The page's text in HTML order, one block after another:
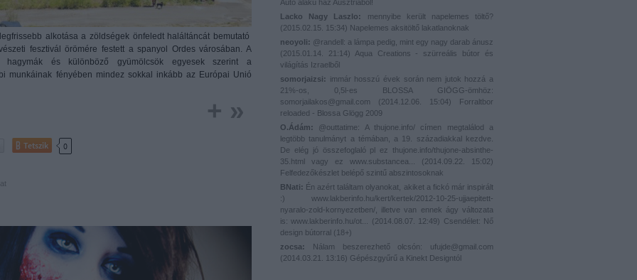
legfrissebb alkotása a zöldségek önfeledt haláltáncát bemutató
fesztivál örömére festett a spanyol Ordes városában. A
hagymák és különböző gyümölcsök egyesek szerint a
munkáinak fényében mindez sokkal inkább az Európai Unió
+ »
Tetszik 0
Autó alakú ház Ausztriából!
Lacko Nagy Laszlo:
mennyibe került napelemes töltő?
(2015.02.15. 15:34) Napelemes aksitöltő lakatlanoknak
neoyoli: @randell: a lámpa pedig, mint egy nagy darab ánusz
(2015.01.14. 21:14)
Aqua Creations - szürreális bútor és
világítás Izraelből
somorjaizsi:
immár hosszú évek során nem jutok hozzá a
21%-os, 0,5l-es BLOSSA GIÖGG-ömhöz:
somorjailakos@gmail.com (2014.12.06. 15:04)
Forraltbor
reloaded - Blossa Glögg 2009
O.Ádám:
@outtatime: A thujone.info/ címen megtalálod a
legtöbb tanulmányt a témában, a 19. századiakkal kezdve.
De elég jó összefoglaló pl ez thujone.info/thujone-absinthe-
35.html vagy ez www.substancea... (2014.09.22. 15:02)
Felfedezőkészlet belépő szintű abszintosoknak
BNati: Én azért találtam olyanokat, akiket a fickó már inspirált
:) www.lakberinfo.hu/kert/kertek/2012-10-25-ujjaepitett-
nyaralo-zold-kornyezetben/, illetve van ennek ágy változata
is: www.lakberinfo.hu/ot... (2014.08.07. 12:49) Csendélet: Nő
design bútorral (18+)
zocsa:
Nálam beszerezhető olcsón: ufujde@gmail.com
(2014.03.21. 13:16) Gépészgyűrű a Kinekt Designtól